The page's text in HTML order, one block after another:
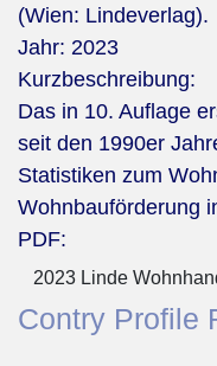
(Wien: Lindeverlag).
Jahr: 2023
Kurzbeschreibung:
Das in 10. Auflage
seit den 1990er
Statistiken zum
Wohnbauförderung
PDF:
2023 Linde
Contry Profile